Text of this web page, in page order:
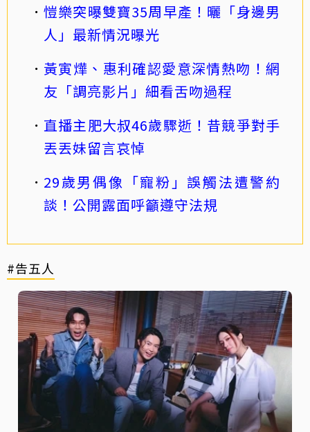
愷樂突曝雙寶35周早產！曬「身邊男
人」最新情況曝光
黃寅燁、惠利確認愛意深情熱吻！網
友「調亮影片」細看舌吻過程
直播主肥大叔46歲驟逝！昔競爭對手
丟丟妹留言哀悼
29歲男偶像「寵粉」誤觸法遭警約
談！公開露面呼籲遵守法規
#告五人